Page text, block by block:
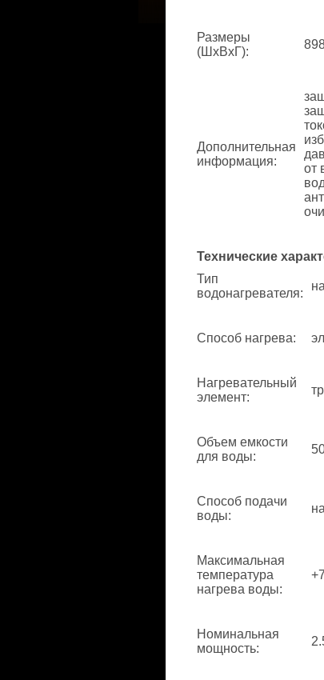
Размеры
(ШхВхГ):
Дополнительная
информация:
от
Технические
Тип
водонагревателя:
Способ нагрева:
Нагревательный
элемент:
Объем емкости
для воды:
Способ подачи
воды:
Максимальная
температура
нагрева воды:
Номинальная
мощность: